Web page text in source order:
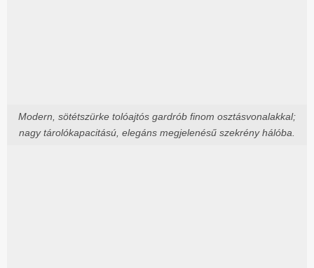
Modern, sötétszürke tolóajtós gardrób finom osztásvonalakkal;
nagy tárolókapacitású, elegáns megjelenésű szekrény hálóba.